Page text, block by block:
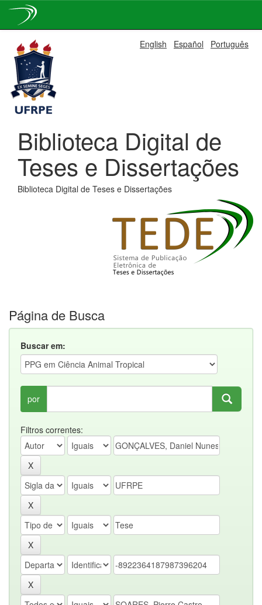
navigation
English Español Português
Biblioteca Digital de
Teses e Dissertações
Biblioteca Digital de Teses e Dissertações
Página de Busca
Buscar em:
por
Filtros correntes: